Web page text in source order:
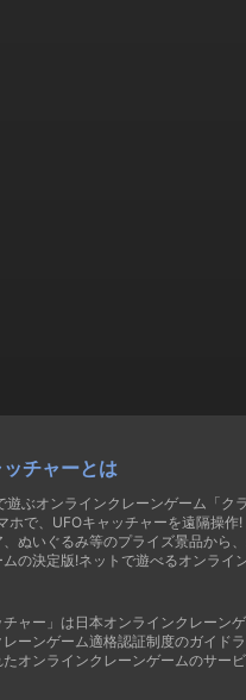
チャーとは
遊ぶオンラインクレーンゲーム「ク
ホで、UFOキャッチャーを遠隔操作!
、ぬいぐるみ等のプライズ景品から
の決定版!ネットで遊べるオンライ
チャー」は日本オンラインクレーン
ーンゲーム適格認証制度のガイド
オンラインクレーンゲームのサービ